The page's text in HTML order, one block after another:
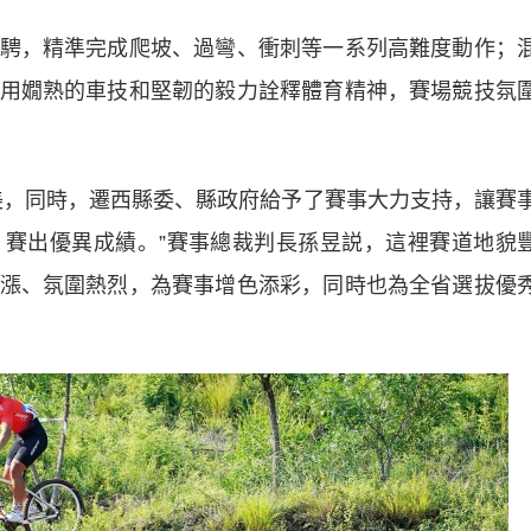
精準完成爬坡、過彎、衝刺等一系列高難度動作；
嫺熟的車技和堅韌的毅力詮釋體育精神，賽場競技氛
時，遷西縣委、縣政府給予了賽事大力支持，讓賽
出優異成績。”賽事總裁判長孫昱説，這裡賽道地貌
、氛圍熱烈，為賽事增色添彩，同時也為全省選拔優